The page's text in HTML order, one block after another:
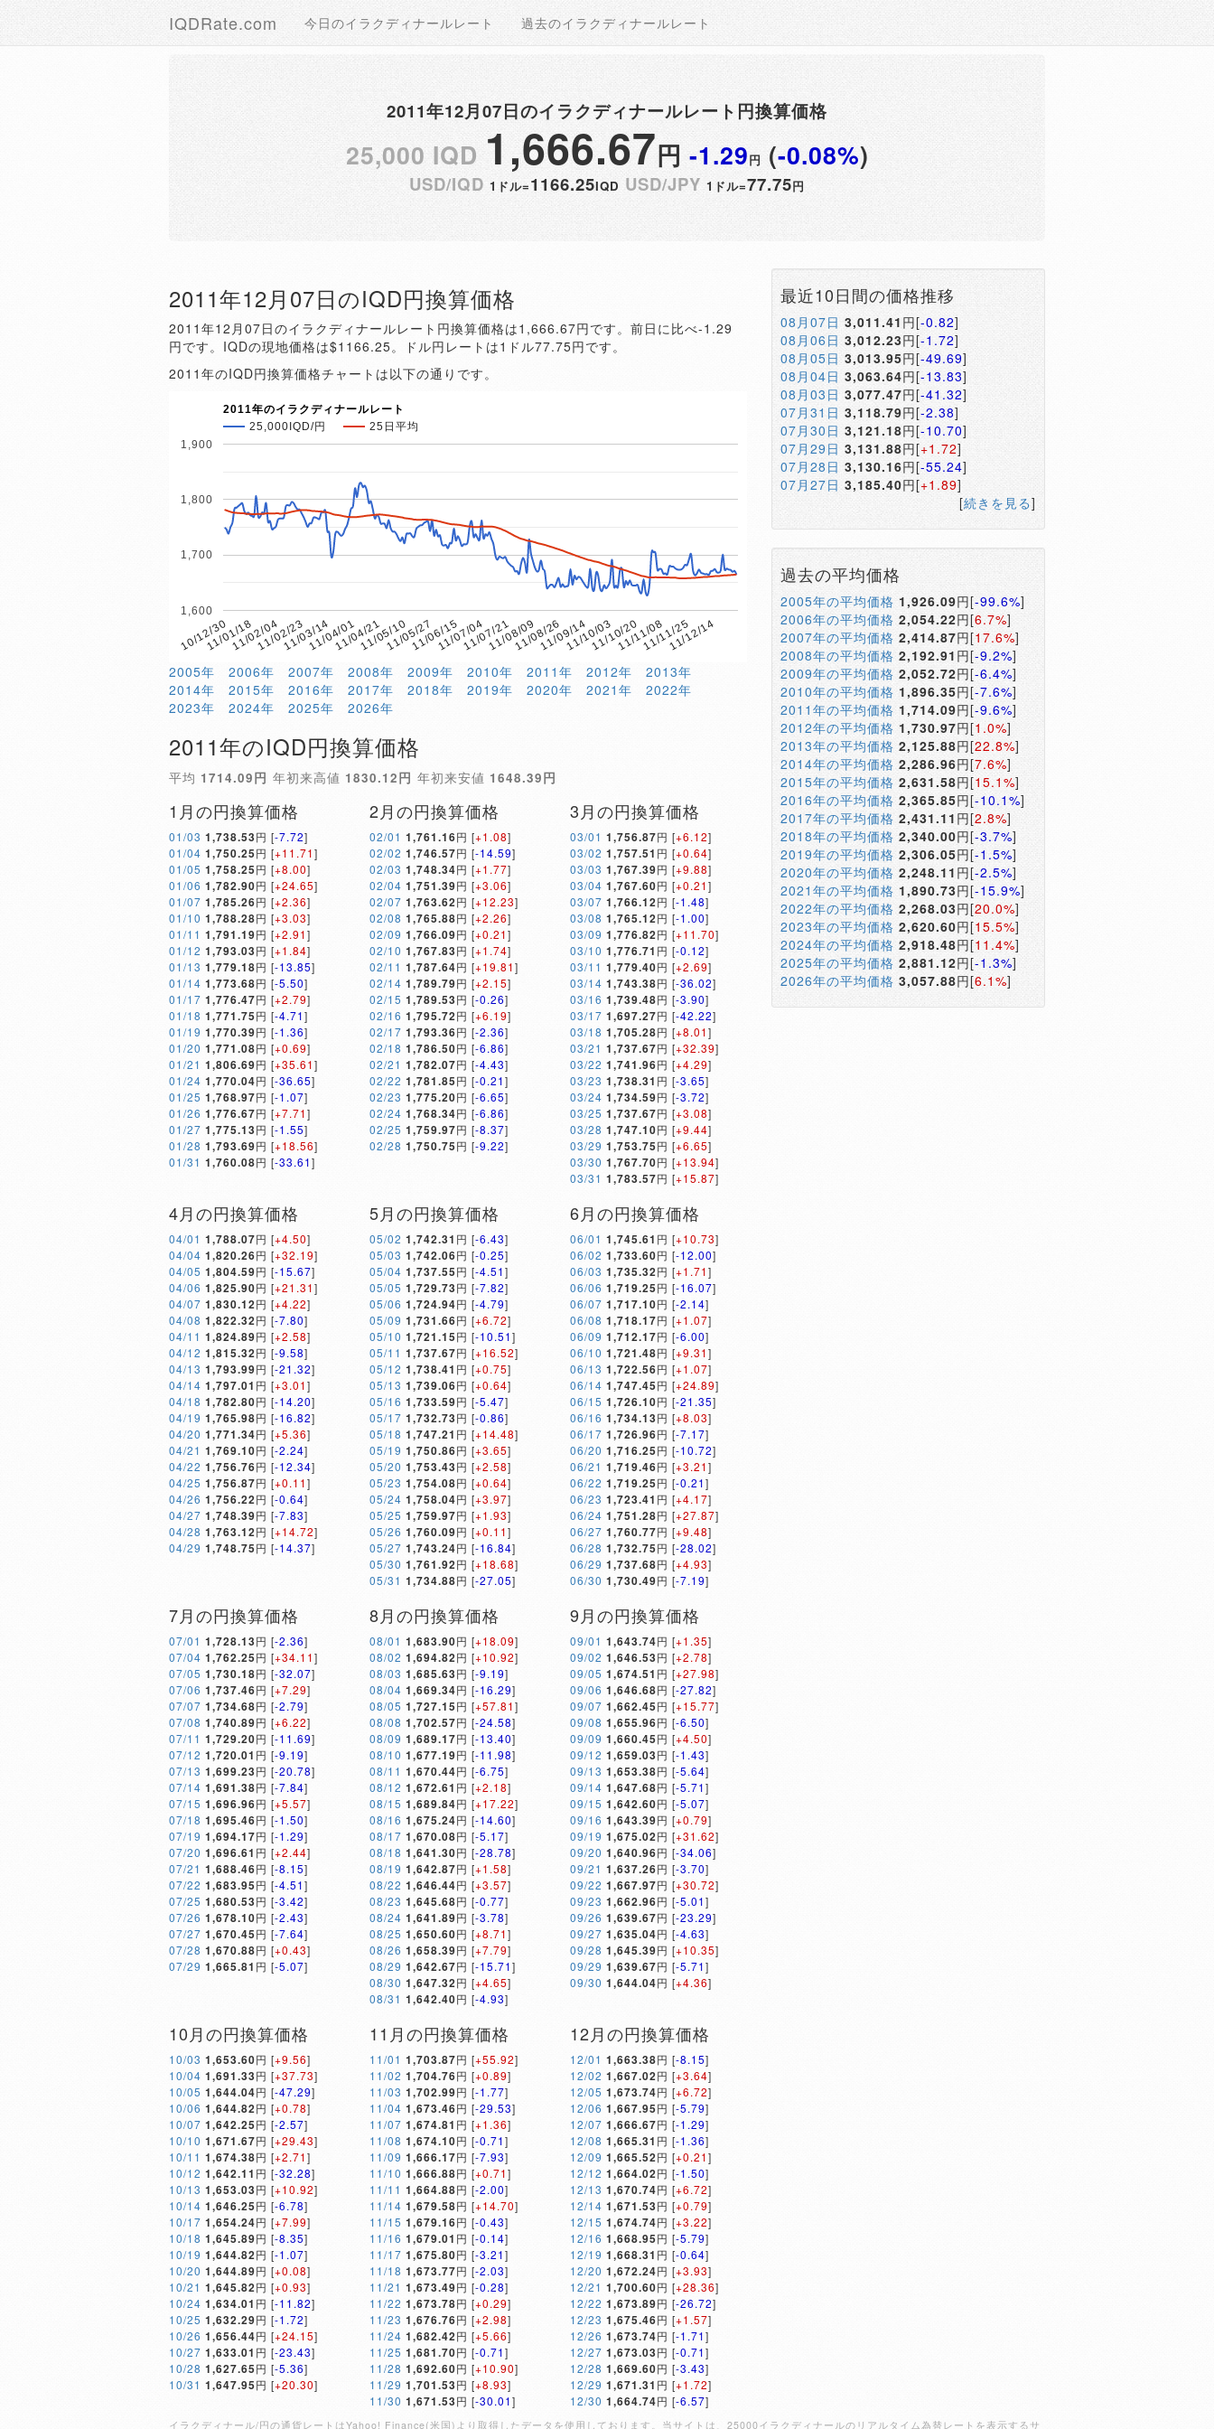
IQDRate.com 今日のイラクディナールレート 過去のイラクディナールレート
2011年12月07日のイラクディナールレート円換算価格
25,000 IQD 1,666.67円 -1.29円 (-0.08%)
USD/IQD 1ドル=1166.25IQD USD/JPY 1ドル=77.75円
2011年12月07日のIQD円換算価格
2011年12月07日のイラクディナールレート円換算価格は1,666.67円です。前日に比べ-1.29
円です。IQDの現地価格は$1166.25。ドル円レートは1ドル77.75円です。
2011年のIQD円換算価格チャートは以下の通りです。
2011年のイラクディナールレート
25,000IQD/円
25日平均
10/12/3011/01/1811/02/0411/02/2311/03/1411/04/0111/04/2111/05/1011/05/2711/06/1511/07/0411/07/2111/08/0911/08/2611/09/1411/10/0311/10/2011/11/0811/11/2511/12/14
1,600
1,700
1,800
1,900
2005年 2006年 2007年 2008年 2009年 2010年 2011年 2012年
2013年
2014年
2015年 2016年 2017年 2018年 2019年 2020年 2021年
2022年
2023年
2024年 2025年 2026年
2011年のIQD円換算価格
平均 1714.09円 年初来高値 1830.12円 年初来安値 1648.39円
1月の円換算価格
01/03 1,738.53円 [-7.72]
01/04 1,750.25円 [+11.71]
01/05 1,758.25円 [+8.00]
01/06 1,782.90円 [+24.65]
01/07 1,785.26円 [+2.36]
01/10 1,788.28円 [+3.03]
01/11 1,791.19円 [+2.91]
01/12 1,793.03円 [+1.84]
01/13 1,779.18円 [-13.85]
01/14 1,773.68円 [-5.50]
01/17 1,776.47円 [+2.79]
01/18 1,771.75円 [-4.71]
01/19 1,770.39円 [-1.36]
01/20 1,771.08円 [+0.69]
01/21 1,806.69円 [+35.61]
01/24 1,770.04円 [-36.65]
01/25 1,768.97円 [-1.07]
01/26 1,776.67円 [+7.71]
01/27 1,775.13円 [-1.55]
01/28 1,793.69円 [+18.56]
01/31 1,760.08円 [-33.61]
2月の円換算価格
02/01 1,761.16円 [+1.08]
02/02 1,746.57円 [-14.59]
02/03 1,748.34円 [+1.77]
02/04 1,751.39円 [+3.06]
02/07 1,763.62円 [+12.23]
02/08 1,765.88円 [+2.26]
02/09 1,766.09円 [+0.21]
02/10 1,767.83円 [+1.74]
02/11 1,787.64円 [+19.81]
02/14 1,789.79円 [+2.15]
02/15 1,789.53円 [-0.26]
02/16 1,795.72円 [+6.19]
02/17 1,793.36円 [-2.36]
02/18 1,786.50円 [-6.86]
02/21 1,782.07円 [-4.43]
02/22 1,781.85円 [-0.21]
02/23 1,775.20円 [-6.65]
02/24 1,768.34円 [-6.86]
02/25 1,759.97円 [-8.37]
02/28 1,750.75円 [-9.22]
3月の円換算価格
03/01 1,756.87円 [+6.12]
03/02 1,757.51 円 [+0.64]
03/03 1,767.39円 [+9.88]
03/04 1,767.60円 [+0.21]
03/07 1,766.12円 [-1.48]
03/08 1,765.12円 [-1.00]
03/09 1,776.82円 [+11.70]
03/10 1,776.71 円 [-0.12]
03/11 1,779.40円 [+2.69]
03/14 1,743.38円 [-36.02]
03/16 1,739.48円 [-3.90]
03/17 1,697.27円 [-42.22]
03/18 1,705.28円 [+8.01]
03/21 1,737.67円 [+32.39]
03/22 1,741.96円 [+4.29]
03/23 1,738.31 円 [-3.65]
03/24 1,734.59円 [-3.72]
03/25 1,737.67円 [+3.08]
03/28 1,747.10円 [+9.44]
03/29 1,753.75円 [+6.65]
03/30 1,767.70円 [+13.94]
03/31 1,783.57円 [+15.87]
4月の円換算価格
04/01 1,788.07円 [+4.50]
04/04 1,820.26円 [+32.19]
04/05 1,804.59円 [-15.67]
04/06 1,825.90円 [+21.31]
04/07 1,830.12円 [+4.22]
04/08 1,822.32円 [-7.80]
04/11 1,824.89円 [+2.58]
04/12 1,815.32円 [-9.58]
04/13 1,793.99円 [-21.32]
04/14 1,797.01 円 [+3.01]
04/18 1,782.80円 [-14.20]
04/19 1,765.98円 [-16.82]
04/20 1,771.34円 [+5.36]
04/21 1,769.10円 [-2.24]
04/22 1,756.76円 [-12.34]
04/25 1,756.87円 [+0.11]
04/26 1,756.22円 [-0.64]
04/27 1,748.39円 [-7.83]
04/28 1,763.12円 [+14.72]
04/29 1,748.75円 [-14.37]
5月の円換算価格
05/02 1,742.31 円 [-6.43]
05/03 1,742.06円 [-0.25]
05/04 1,737.55円 [-4.51]
05/05 1,729.73円 [-7.82]
05/06 1,724.94円 [-4.79]
05/09 1,731.66円 [+6.72]
05/10 1,721.15円 [-10.51]
05/11 1,737.67円 [+16.52]
05/12 1,738.41 円 [+0.75]
05/13 1,739.06円 [+0.64]
05/16 1,733.59円 [-5.47]
05/17 1,732.73円 [-0.86]
05/18 1,747.21 円 [+14.48]
05/19 1,750.86円 [+3.65]
05/20 1,753.43円 [+2.58]
05/23 1,754.08円 [+0.64]
05/24 1,758.04円 [+3.97]
05/25 1,759.97円 [+1.93]
05/26 1,760.09円 [+0.11]
05/27 1,743.24円 [-16.84]
05/30 1,761.92円 [+18.68]
05/31 1,734.88円 [-27.05]
6月の円換算価格
06/01 1,745.61 円 [+10.73]
06/02 1,733.60円 [-12.00]
06/03 1,735.32円 [+1.71]
06/06 1,719.25円 [-16.07]
06/07 1,717.10円 [-2.14]
06/08 1,718.17円 [+1.07]
06/09 1,712.17円 [-6.00]
06/10 1,721.48円 [+9.31]
06/13 1,722.56円 [+1.07]
06/14 1,747.45円 [+24.89]
06/15 1,726.10円 [-21.35]
06/16 1,734.13円 [+8.03]
06/17 1,726.96円 [-7.17]
06/20 1,716.25円 [-10.72]
06/21 1,719.46円 [+3.21]
06/22 1,719.25円 [-0.21]
06/23 1,723.41 円 [+4.17]
06/24 1,751.28円 [+27.87]
06/27 1,760.77円 [+9.48]
06/28 1,732.75円 [-28.02]
06/29 1,737.68円 [+4.93]
06/30 1,730.49円 [-7.19]
7月の円換算価格
07/01 1,728.13円 [-2.36]
07/04 1,762.25円 [+34.11]
07/05 1,730.18円 [-32.07]
07/06 1,737.46円 [+7.29]
07/07 1,734.68円 [-2.79]
07/08 1,740.89円 [+6.22]
07/11 1,729.20円 [-11.69]
07/12 1,720.01 円 [-9.19]
07/13 1,699.23円 [-20.78]
07/14 1,691.38円 [-7.84]
07/15 1,696.96円 [+5.57]
07/18 1,695.46円 [-1.50]
07/19 1,694.17円 [-1.29]
07/20 1,696.61 円 [+2.44]
07/21 1,688.46円 [-8.15]
07/22 1,683.95円 [-4.51]
07/25 1,680.53円 [-3.42]
07/26 1,678.10円 [-2.43]
07/27 1,670.45円 [-7.64]
07/28 1,670.88円 [+0.43]
07/29 1,665.81 円 [-5.07]
8月の円換算価格
08/01 1,683.90円 [+18.09]
08/02 1,694.82円 [+10.92]
08/03 1,685.63円 [-9.19]
08/04 1,669.34円 [-16.29]
08/05 1,727.15円 [+57.81]
08/08 1,702.57円 [-24.58]
08/09 1,689.17円 [-13.40]
08/10 1,677.19円 [-11.98]
08/11 1,670.44円 [-6.75]
08/12 1,672.61 円 [+2.18]
08/15 1,689.84円 [+17.22]
08/16 1,675.24円 [-14.60]
08/17 1,670.08円 [-5.17]
08/18 1,641.30円 [-28.78]
08/19 1,642.87円 [+1.58]
08/22 1,646.44円 [+3.57]
08/23 1,645.68円 [-0.77]
08/24 1,641.89円 [-3.78]
08/25 1,650.60円 [+8.71]
08/26 1,658.39円 [+7.79]
08/29 1,642.67円 [-15.71]
08/30 1,647.32円 [+4.65]
08/31 1,642.40円 [-4.93]
9月の円換算価格
09/01 1,643.74円 [+1.35]
09/02 1,646.53円 [+2.78]
09/05 1,674.51 円 [+27.98]
09/06 1,646.68円 [-27.82]
09/07 1,662.45円 [+15.77]
09/08 1,655.96円 [-6.50]
09/09 1,660.45円 [+4.50]
09/12 1,659.03円 [-1.43]
09/13 1,653.38円 [-5.64]
09/14 1,647.68円 [-5.71]
09/15 1,642.60円 [-5.07]
09/16 1,643.39円 [+0.79]
09/19 1,675.02円 [+31.62]
09/20 1,640.96円 [-34.06]
09/21 1,637.26円 [-3.70]
09/22 1,667.97円 [+30.72]
09/23 1,662.96円 [-5.01]
09/26 1,639.67円 [-23.29]
09/27 1,635.04円 [-4.63]
09/28 1,645.39円 [+10.35]
09/29 1,639.67円 [-5.71]
09/30 1,644.04円 [+4.36]
10月の円換算価格
10/03 1,653.60円 [+9.56]
10/04 1,691.33円 [+37.73]
10/05 1,644.04円 [-47.29]
10/06 1,644.82円 [+0.78]
10/07 1,642.25円 [-2.57]
10/10 1,671.67円 [+29.43]
10/11 1,674.38円 [+2.71]
10/12 1,642.11 円 [-32.28]
10/13 1,653.03円 [+10.92]
10/14 1,646.25円 [-6.78]
10/17 1,654.24円 [+7.99]
10/18 1,645.89円 [-8.35]
10/19 1,644.82円 [-1.07]
10/20 1,644.89円 [+0.08]
10/21 1,645.82円 [+0.93]
10/24 1,634.01 円 [-11.82]
10/25 1,632.29円 [-1.72]
10/26 1,656.44円 [+24.15]
10/27 1,633.01 円 [-23.43]
10/28 1,627.65円 [-5.36]
10/31 1,647.95円 [+20.30]
11月の円換算価格
11/01 1,703.87円 [+55.92]
11/02 1,704.76円 [+0.89]
11/03 1,702.99円 [-1.77]
11/04 1,673.46円 [-29.53]
11/07 1,674.81 円 [+1.36]
11/08 1,674.10円 [-0.71]
11/09 1,666.17円 [-7.93]
11/10 1,666.88円 [+0.71]
11/11 1,664.88円 [-2.00]
11/14 1,679.58円 [+14.70]
11/15 1,679.16円 [-0.43]
11/16 1,679.01 円 [-0.14]
11/17 1,675.80円 [-3.21]
11/18 1,673.77円 [-2.03]
11/21 1,673.49円 [-0.28]
11/22 1,673.78円 [+0.29]
11/23 1,676.76円 [+2.98]
11/24 1,682.42円 [+5.66]
11/25 1,681.70円 [-0.71]
11/28 1,692.60円 [+10.90]
11/29 1,701.53円 [+8.93]
11/30 1,671.53円 [-30.01]
12月の円換算価格
12/01 1,663.38円 [-8.15]
12/02 1,667.02円 [+3.64]
12/05 1,673.74円 [+6.72]
12/06 1,667.95円 [-5.79]
12/07 1,666.67円 [-1.29]
12/08 1,665.31 円 [-1.36]
12/09 1,665.52円 [+0.21]
12/12 1,664.02円 [-1.50]
12/13 1,670.74円 [+6.72]
12/14 1,671.53円 [+0.79]
12/15 1,674.74円 [+3.22]
12/16 1,668.95円 [-5.79]
12/19 1,668.31 円 [-0.64]
12/20 1,672.24円 [+3.93]
12/21 1,700.60円 [+28.36]
12/22 1,673.89円 [-26.72]
12/23 1,675.46円 [+1.57]
12/26 1,673.74円 [-1.71]
12/27 1,673.03円 [-0.71]
12/28 1,669.60円 [-3.43]
12/29 1,671.31 円 [+1.72]
12/30 1,664.74円 [-6.57]
最近10日間の価格推移
08月07日 3,011.41 円[-0.82]
08月06日 3,012.23円[-1.72]
08月05日 3,013.95円[-49.69]
08月04日 3,063.64円[-13.83]
08月03日 3,077.47円[-41.32]
07月31日 3,118.79円[-2.38]
07月30日 3,121.18円[-10.70]
07月29日 3,131.88円[+1.72]
07月28日 3,130.16円[-55.24]
07月27日 3,185.40円[+1.89]
[続きを見る]
過去の平均価格
2005年の平均価格 1,926.09円[-99.6%]
2006年の平均価格 2,054.22円[6.7%]
2007年の平均価格 2,414.87円[17.6%]
2008年の平均価格 2,192.91 円[-9.2%]
2009年の平均価格 2,052.72円[-6.4%]
2010年の平均価格 1,896.35円[-7.6%]
2011年の平均価格 1,714.09円[-9.6%]
2012年の平均価格 1,730.97円[1.0%]
2013年の平均価格 2,125.88円[22.8%]
2014年の平均価格 2,286.96円[7.6%]
2015年の平均価格 2,631.58円[15.1%]
2016年の平均価格 2,365.85円[-10.1%]
2017年の平均価格 2,431.11 円[2.8%]
2018年の平均価格 2,340.00円[-3.7%]
2019年の平均価格 2,306.05円[-1.5%]
2020年の平均価格 2,248.11 円[-2.5%]
2021年の平均価格 1,890.73円[-15.9%]
2022年の平均価格 2,268.03円[20.0%]
2023年の平均価格 2,620.60円[15.5%]
2024年の平均価格 2,918.48円[11.4%]
2025年の平均価格 2,881.12円[-1.3%]
2026年の平均価格 3,057.88円[6.1%]
イラクディナール/円の通貨レートはYahoo! Finance(米国)より取得したデータを使用しております。当サイトは、25000イラクディナールのリアルタイム為替レートを表示するサ